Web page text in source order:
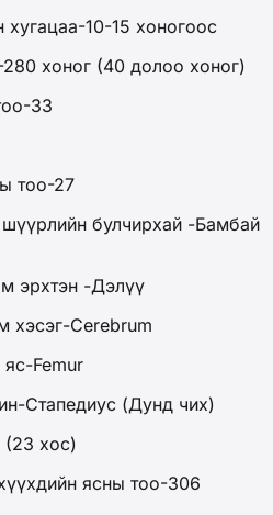
10-15 хоногоос
хоног (40 долоо хоног)
33
тоо-27
булчирхай -Бамбай
эрхтэн -Дэлүү
хэсэг-Cerebrum
Femur
Стапедиус (Дунд чих)
хос)
ясны тоо-306